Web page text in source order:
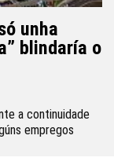
unha
blindaría o
a continuidade
empregos